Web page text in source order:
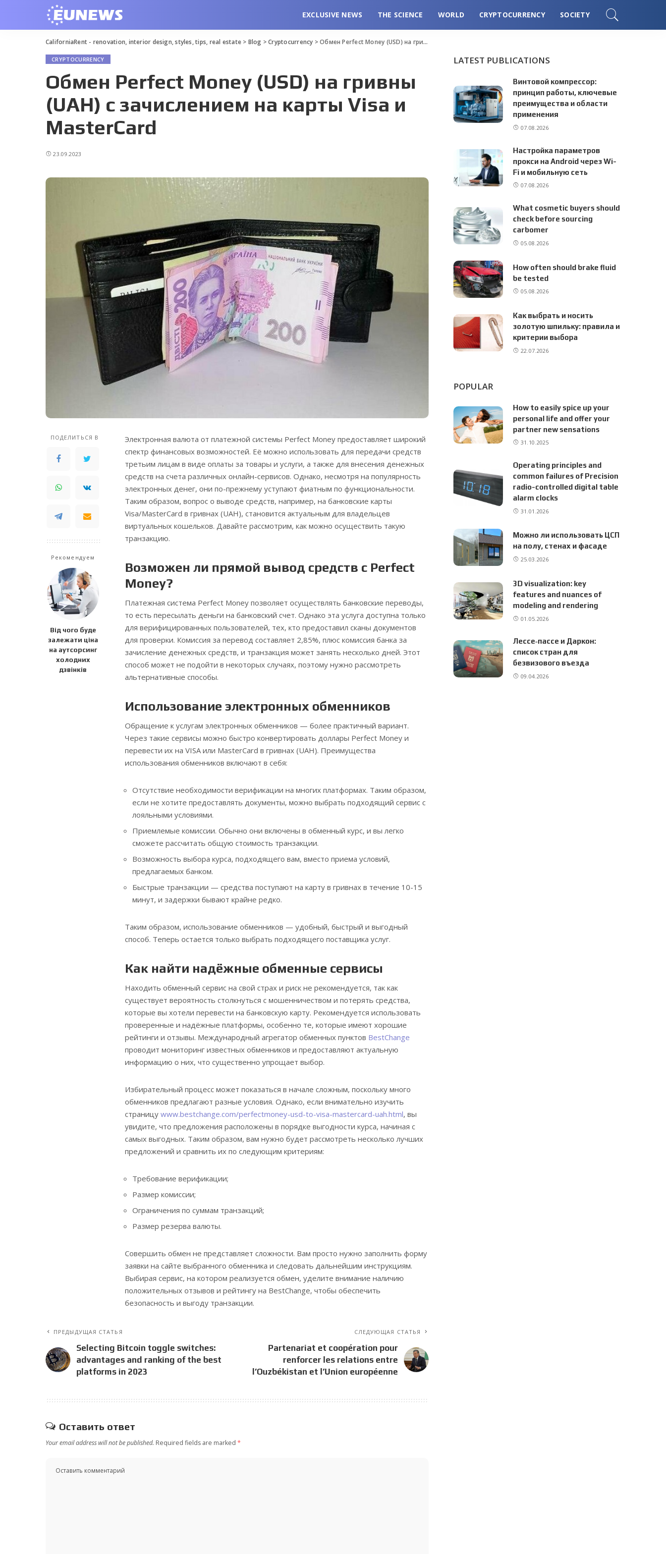
EXCLUSIVE NEWS THE SCIENCE WORLD CRYPTOCURRENCY SOCIETY
CaliforniaRent - renovation, interior design, styles, tips, real estate> Blog >Cryptocurrency >Обмен Perfect Money (USD) на гривны (UAH) с зачислением на карты Visa и MasterCard
CRYPTOCURRENCY
Обмен Perfect Money (USD) на гривны
(UAH) с зачислением на карты Visa и
MasterCard
23.09.2023
ПОДЕЛИТЬСЯ В
Рекомендуем
Від чого буде
залежати ціна
на аутсорсинг
холодних
дзвінків
Электронная валюта от платежной системы Perfect Money предоставляет широкий
спектр финансовых возможностей. Её можно использовать для передачи средств
третьим лицам в виде оплаты за товары и услуги, а также для внесения денежных
средств на счета различных онлайн-сервисов. Однако, несмотря на популярность
электронных денег, они по-прежнему уступают фиатным по функциональности.
Таким образом, вопрос о выводе средств, например, на банковские карты
Visa/MasterCard в гривнах (UAH), становится актуальным для владельцев
виртуальных кошельков. Давайте рассмотрим, как можно осуществить такую
транзакцию.
Возможен ли прямой вывод средств с Perfect
Money?
Платежная система Perfect Money позволяет осуществлять банковские переводы,
то есть пересылать деньги на банковский счет. Однако эта услуга доступна только
для верифицированных пользователей, тех, кто предоставил сканы документов
для проверки. Комиссия за перевод составляет 2,85%, плюс комиссия банка за
зачисление денежных средств, и транзакция может занять несколько дней. Этот
способ может не подойти в некоторых случаях, поэтому нужно рассмотреть
альтернативные способы.
Использование электронных обменников
Обращение к услугам электронных обменников — более практичный вариант.
Через такие сервисы можно быстро конвертировать доллары Perfect Money и
перевести их на VISA или MasterCard в гривнах (UAH). Преимущества
использования обменников включают в себя:
Отсутствие необходимости верификации на многих платформах. Таким образом,
если не хотите предоставлять документы, можно выбрать подходящий сервис с
лояльными условиями.
Приемлемые комиссии. Обычно они включены в обменный курс, и вы легко
сможете рассчитать общую стоимость транзакции.
Возможность выбора курса, подходящего вам, вместо приема условий,
предлагаемых банком.
Быстрые транзакции — средства поступают на карту в гривнах в течение 10-15
минут, и задержки бывают крайне редко.
Таким образом, использование обменников — удобный, быстрый и выгодный
способ. Теперь остается только выбрать подходящего поставщика услуг.
Как найти надёжные обменные сервисы
Находить обменный сервис на свой страх и риск не рекомендуется, так как
существует вероятность столкнуться с мошенничеством и потерять средства,
которые вы хотели перевести на банковскую карту. Рекомендуется использовать
проверенные и надёжные платформы, особенно те, которые имеют хорошие
рейтинги и отзывы. Международный агрегатор обменных пунктов BestChange
проводит мониторинг известных обменников и предоставляют актуальную
информацию о них, что существенно упрощает выбор.
Избирательный процесс может показаться в начале сложным, поскольку много
обменников предлагают разные условия. Однако, если внимательно изучить
страницу www.bestchange.com/perfectmoney-usd-to-visa-mastercard-uah.html, вы
увидите, что предложения расположены в порядке выгодности курса, начиная с
самых выгодных. Таким образом, вам нужно будет рассмотреть несколько лучших
предложений и сравнить их по следующим критериям:
Требование верификации;
Размер комиссии;
Ограничения по суммам транзакций;
Размер резерва валюты.
Совершить обмен не представляет сложности. Вам просто нужно заполнить форму
заявки на сайте выбранного обменника и следовать дальнейшим инструкциям.
Выбирая сервис, на котором реализуется обмен, уделите внимание наличию
положительных отзывов и рейтингу на BestChange, чтобы обеспечить
безопасность и выгоду транзакции.
ПРЕДЫДУЩАЯ СТАТЬЯ
Selecting Bitcoin toggle switches:
advantages and ranking of the best
platforms in 2023
СЛЕДУЮЩАЯ СТАТЬЯ
Partenariat et coopération pour
renforcer les relations entre
l’Ouzbékistan et l’Union européenne
Оставить ответ
Your email address will not be published. Required fields are marked *
LATEST PUBLICATIONS
Винтовой компрессор:
принцип работы, ключевые
преимущества и области
применения
07.08.2026
Настройка параметров
прокси на Android через Wi-
Fi и мобильную сеть
07.08.2026
What cosmetic buyers should
check before sourcing
carbomer
05.08.2026
How often should brake fluid
be tested
05.08.2026
Как выбрать и носить
золотую шпильку: правила и
критерии выбора
22.07.2026
POPULAR
How to easily spice up your
personal life and offer your
partner new sensations
31.10.2025
Operating principles and
common failures of Precision
radio-controlled digital table
alarm clocks
31.01.2026
Можно ли использовать ЦСП
на полу, стенах и фасаде
25.03.2026
3D visualization: key
features and nuances of
modeling and rendering
01.05.2026
Лессе‑пассе и Даркон:
список стран для
безвизового въезда
09.04.2026